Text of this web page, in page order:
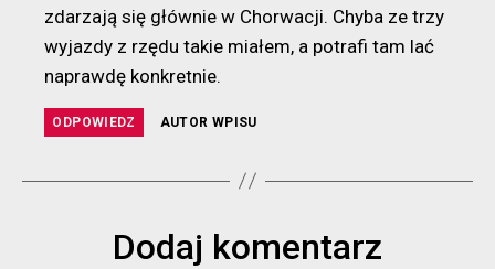
zdarzają się głównie w Chorwacji. Chyba ze trzy
wyjazdy z rzędu takie miałem, a potrafi tam lać
naprawdę konkretnie.
ODPOWIEDZ AUTOR WPISU
Dodaj komentarz